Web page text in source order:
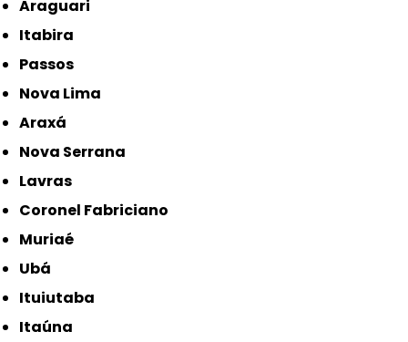
Araguari
Itabira
Passos
Nova Lima
Araxá
Nova Serrana
Lavras
Coronel Fabriciano
Muriaé
Ubá
Ituiutaba
Itaúna